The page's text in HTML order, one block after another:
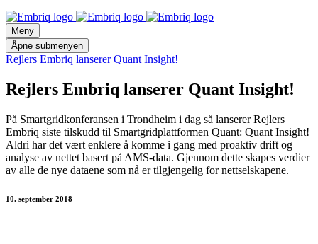
Meny
Åpne submenyen
Rejlers Embriq lanserer Quant Insight!
Rejlers Embriq lanserer Quant Insight!
På Smartgridkonferansen i Trondheim i dag så lanserer Rejlers
Embriq siste tilskudd til Smartgridplattformen Quant: Quant Insight!
Aldri har det vært enklere å komme i gang med proaktiv drift og
analyse av nettet basert på AMS-data. Gjennom dette skapes verdier
av alle de nye dataene som nå er tilgjengelig for nettselskapene.
10. september 2018